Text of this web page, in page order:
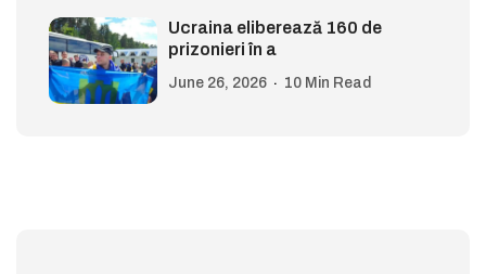
Ucraina eliberează 160 de
prizonieri în a
June 26, 2026 10 Min Read